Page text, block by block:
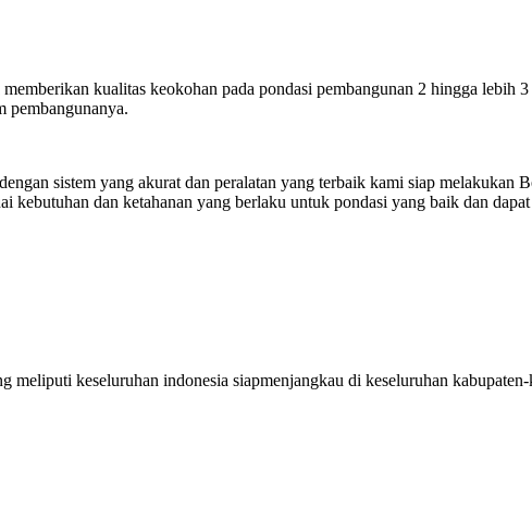
kualitas keokohan pada pondasi pembangunan 2 hingga lebih
pembangunanya.
sistem yang akurat dan peralatan yang terbaik kami siap melakukan
dan ketahanan yang berlaku untuk pondasi yang baik dan
keseluruhan indonesia siapmenjangkau di keseluruhan